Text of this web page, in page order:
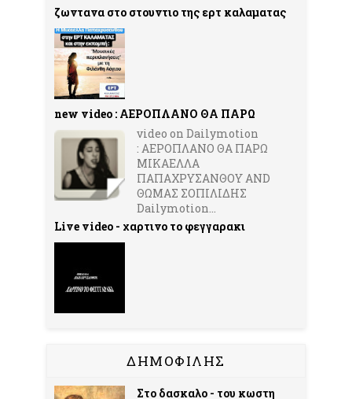
ζωντανα στο στουντιο της ερτ καλαματας
new video : ΑΕΡΟΠΛΑΝΟ ΘΑ ΠΑΡΩ
video on Dailymotion
: ΑΕΡΟΠΛΑΝΟ ΘΑ ΠΑΡΩ
ΜΙΚΑΕΛΛΑ
ΠΑΠΑΧΡΥΣΑΝΘΟΥ AND
ΘΩΜΑΣ ΣΟΠΙΛΙΔΗΣ
Dailymotion...
Live video - χαρτινο το φεγγαρακι
ΔΗΜΟΦΙΛΗΣ
Στο δασκαλο - του κωστη